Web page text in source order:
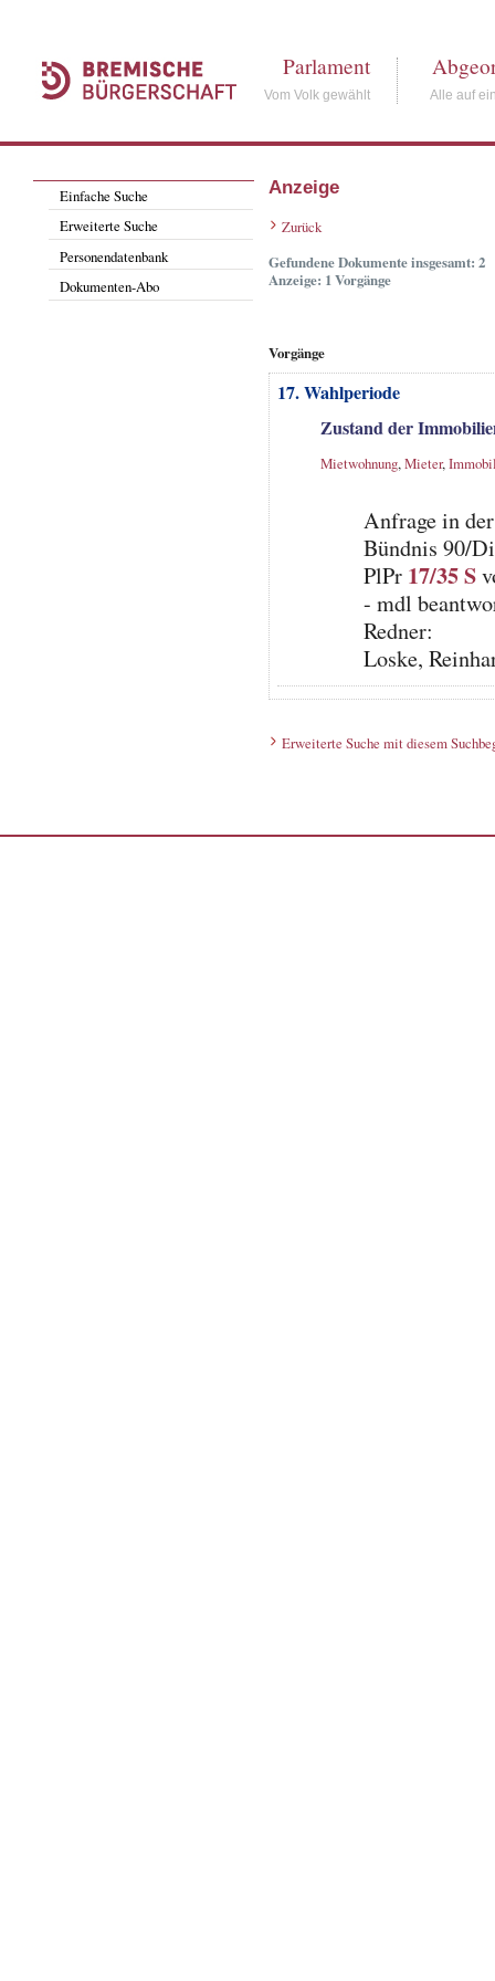
Parlament
Vom Volk gewählt Alle auf
Einfache Suche
Erweiterte Suche
Personendatenbank
Dokumenten-Abo
Anzeige
Zurück
Gefundene Dokumente insgesamt: 2
Anzeige: 1 Vorgänge
Vorgänge
17. Wahlperiode
Zustand der
Mietwohnung,Mieter,
Anfrage in
Bündnis 90/
PlPr 17/35 S
- mdl
Redner:
Loske,
Erweiterte Suche mit diesem